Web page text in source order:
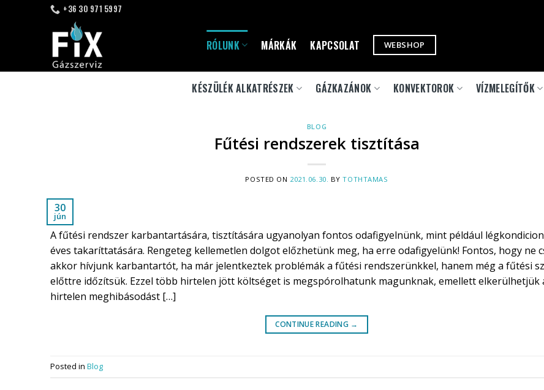
+36 30 971 5997
RÓLUNK MÁRKÁK KAPCSOLAT WEBSHOP
KÉSZÜLÉK ALKATRÉSZEK GÁZKAZÁNOK KONVEKTOROK VÍZMELEGÍTŐK
BLOG
Fűtési rendszerek tisztítása
POSTED ON 2021.06.30. BYTOTHTAMAS
30
jún
A fűtési rendszer karbantartására, tisztítására ugyanolyan fontos odafigyelnünk, mint például
éves takaríttatására. Rengeteg kellemetlen dolgot előzhetünk meg, ha erre odafigyelünk! Fontos, hogy ne
akkor hívjunk karbantartót, ha már jelentkeztek problémák a fűtési rendszerünkkel, hanem még a fűtési
előttre időzítsük. Ezzel több hirtelen jött költséget is megspórolhatunk magunknak, emellett elkerülhetjük
hirtelen meghibásodást […]
CONTINUE READING →
Posted in Blog